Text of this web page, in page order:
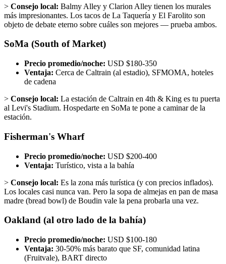
> Consejo local: Balmy Alley y Clarion Alley tienen los murales
más impresionantes. Los tacos de La Taquería y El Farolito son
objeto de debate eterno sobre cuáles son mejores — prueba ambos.
SoMa (South of Market)
Precio promedio/noche: USD $180-350
Ventaja: Cerca de Caltrain (al estadio), SFMOMA, hoteles
de cadena
> Consejo local: La estación de Caltrain en 4th & King es tu puerta
al Levi's Stadium. Hospedarte en SoMa te pone a caminar de la
estación.
Fisherman's Wharf
Precio promedio/noche: USD $200-400
Ventaja: Turístico, vista a la bahía
> Consejo local: Es la zona más turística (y con precios inflados).
Los locales casi nunca van. Pero la sopa de almejas en pan de masa
madre (bread bowl) de Boudin vale la pena probarla una vez.
Oakland (al otro lado de la bahía)
Precio promedio/noche: USD $100-180
Ventaja: 30-50% más barato que SF, comunidad latina
(Fruitvale), BART directo